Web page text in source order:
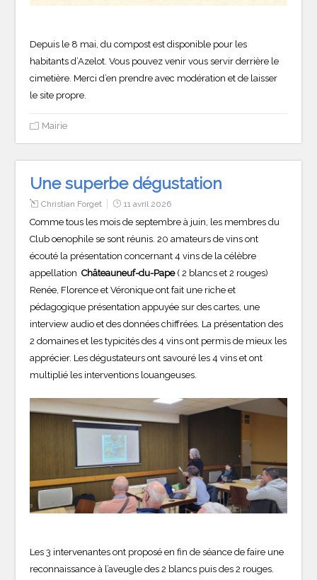
Depuis le 8 mai, du compost est disponible pour les
habitants d’Azelot. Vous pouvez venir vous servir derrière le
cimetière. Merci d’en prendre avec modération et de laisser
le site propre.
Mairie
Une superbe dégustation
Christian Forget 11 avril 2026
Comme tous les mois de septembre à juin, les membres du
Club oenophile se sont réunis. 20 amateurs de vins ont
écouté la présentation concernant 4 vins de la célèbre
appellationChâteauneuf-du-Pape( 2 blancs et 2 rouges)
Renée, Florence et Véronique ont fait une riche et
pédagogique présentation appuyée sur des cartes, une
interview audio et des données chiffrées. La présentation des
2 domaines et les typicités des 4 vins ont permis de mieux les
apprécier. Les dégustateurs ont savouré les 4 vins et ont
multiplié les interventions louangeuses.
Les 3 intervenantes ont proposé en fin de séance de faire une
reconnaissance à l’aveugle des 2 blancs puis des 2 rouges.